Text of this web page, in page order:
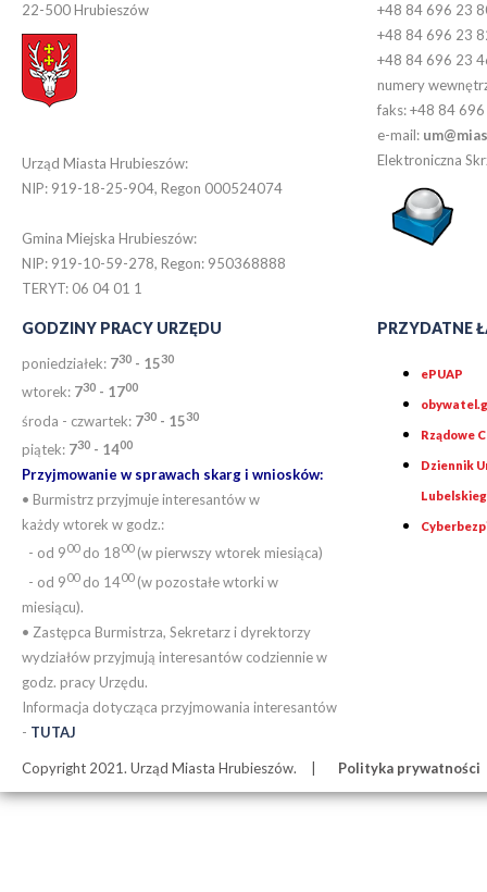
22-500 Hrubieszów
Urząd Miasta Hrubieszów:
NIP: 919-18-25-904, Regon 000524074
Gmina Miejska Hrubieszów:
NIP: 919-10-59-278, Regon: 950368888
TERYT: 06 04 01 1
+48 84 696 23
+48 84 696 23
+48 84 696 23
numery
faks: +48 84
e-mail:
Elektroniczna
GODZINY PRACY URZĘDU
poniedziałek: 730 - 1530
wtorek: 730 - 1700
środa - czwartek: 730 - 1530
piątek: 730 - 1400
Przyjmowanie w sprawach skarg i wniosków:
• Burmistrz przyjmuje interesantów w
każdy wtorek w godz.:
- od 900do 1800(w pierwszy wtorek miesiąca)
- od 900do 1400(w pozostałe wtorki w
miesiącu).
• Zastępca Burmistrza, Sekretarz i dyrektorzy
wydziałów przyjmują interesantów codziennie w
godz. pracy Urzędu.
Informacja dotycząca przyjmowania interesantów
- TUTAJ
PRZYDATNE
ePUAP
Rządowe
Dziennik
Copyright 2021. Urząd Miasta Hrubieszów. Polityka prywatności